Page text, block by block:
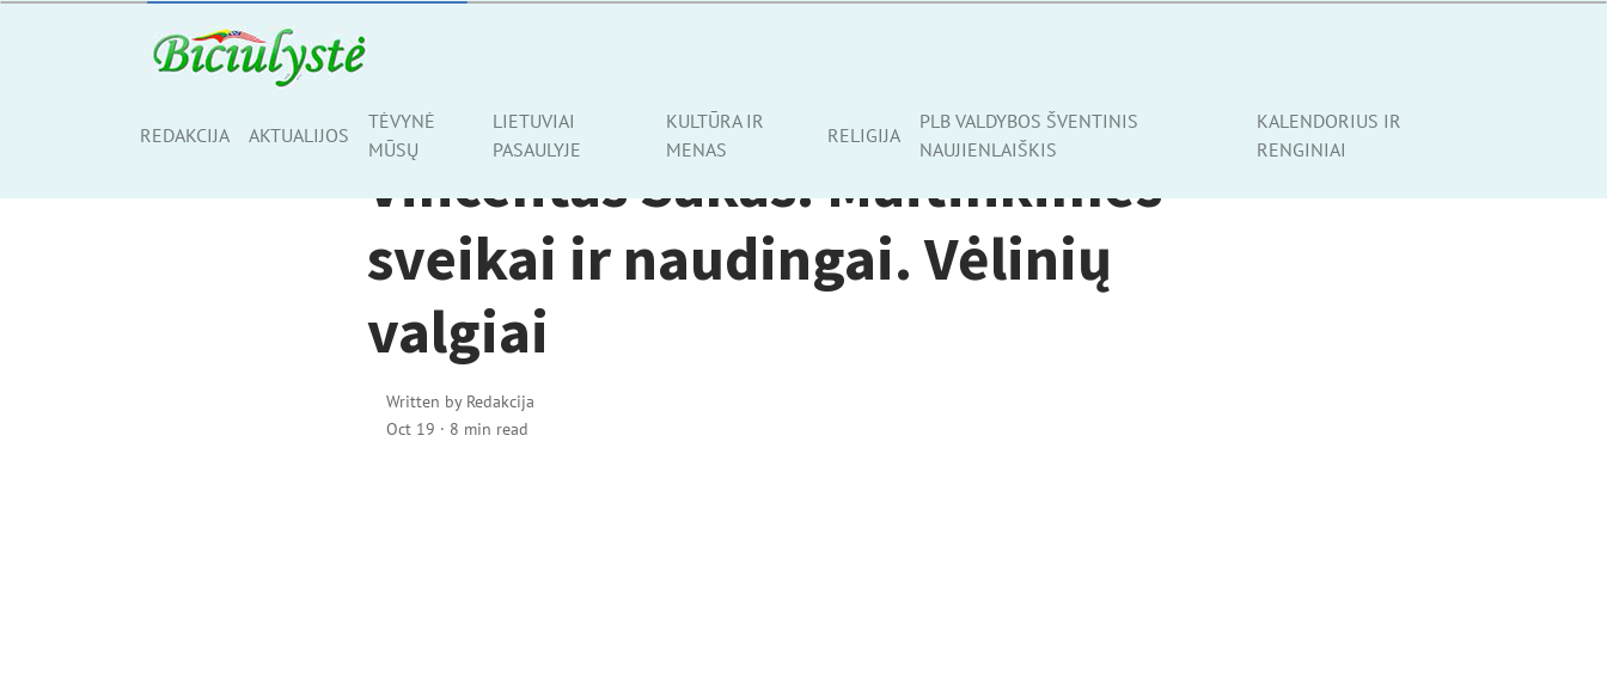
REDAKCIJA AKTUALIJOS
TĖVYNĖ
MŪSŲ
LIETUVIAI
PASAULYJE
KULTŪRA IR
MENAS
RELIGIJA
PLB VALDYBOS ŠVENTINIS
NAUJIENLAIŠKIS
KALENDORIUS IR
RENGINIAI
MUMS RAŠO
Vincentas Sakas. Maitinkimės
sveikai ir naudingai. Vėlinių
valgiai
Written by Redakcija
Oct 19 · 8 min read
Share